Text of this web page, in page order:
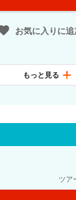
お気に入りに追
3名
もっと見る
ツア